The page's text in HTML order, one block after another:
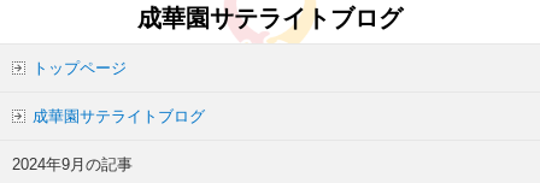
成華園サテライトブログ
トップページ
成華園サテライトブログ
2024年9月の記事